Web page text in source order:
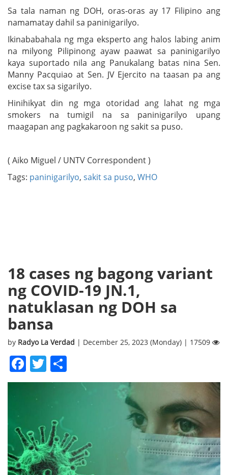
Sa tala naman ng DOH, oras-oras ay 17 Filipino ang
namamatay dahil sa paninigarilyo.
Ikinababahala ng mga eksperto ang halos labing anim
na milyong Pilipinong ayaw paawat sa paninigarilyo
kaya suportado nila ang Panukalang batas nina Sen.
Manny Pacquiao at Sen. JV Ejercito na taasan pa ang
excise tax sa sigarilyo.
Hinihikyat din ng mga otoridad ang lahat ng mga
smokers na tumigil na sa paninigarilyo upang
maagapan ang pagkakaroon ng sakit sa puso.
( Aiko Miguel / UNTV Correspondent )
Tags: paninigarilyo, sakit sa puso, WHO
18 cases ng bagong variant
ng COVID-19 JN.1,
natuklasan ng DOH sa
bansa
by Radyo La Verdad | December 25, 2023 (Monday) | 17509
Facebook
Twitter